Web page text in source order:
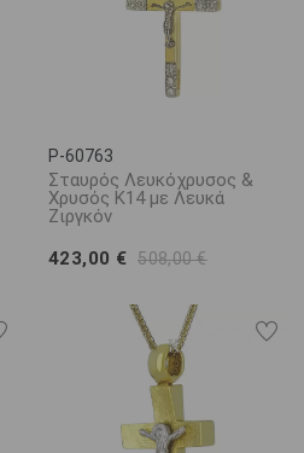
P-60763
Σταυρός Λευκόχρυσος &
Χρυσός Κ14 με Λευκά
Ζιργκόν
423,00 € 508,00 €